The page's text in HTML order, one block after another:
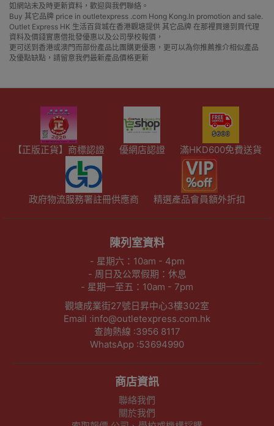
如網站未及時更新資料，歡迎與我們聯絡。
Buy 其它品牌 price in outletexpress .com Hong Kong.In promotion and sale.
Outlet Express HK 生活百貨城在香港觀塘提供 其它品牌 在那裡買邊到買代理
資料及價錢實惠借批發優惠以及公司學校報價，
更可送到香港或澳門而部份產品比團購更優惠，更可以為你推薦推介相似產品
及優點缺點，請留意我們最新產品價格更新
【正版正貨】商標認證 優網店認證 滿HKD600免費送貨
政府物流服務署註冊供應商 精選產品會員額外折扣
陳列室資料
- 星期六：10am - 4pm
- 周日及公眾假期：休息
- 星期一至五：10am - 7pm
觀塘成業街27號日昇中心3樓302室
Email :info@outletexpress.com.hk
查詢熱線 :3956 8117
WhatsApp :53694990
商店資訊
聯絡我們
關於我們